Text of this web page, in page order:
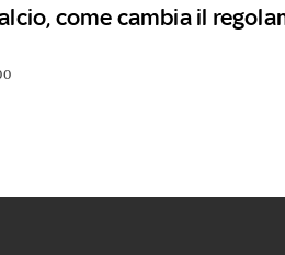
come cambia il